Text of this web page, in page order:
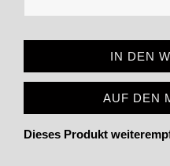
IN DEN
AUF DEN
Dieses Produkt